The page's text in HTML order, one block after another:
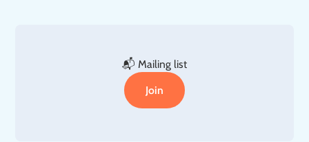
📬 Mailing list
Join